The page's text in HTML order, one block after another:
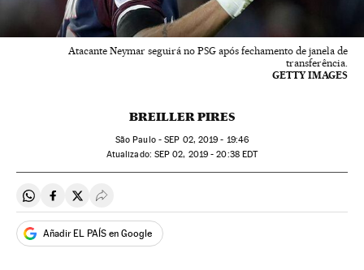
Atacante Neymar seguirá no PSG após fechamento de janela de
transferência.
GETTY IMAGES
BREILLER PIRES
São Paulo -SEP 02, 2019 - 19:46
atualizado: SEP 02, 2019 - 20:38EDT
Compartir en Whatsapp
Compartir en Facebook
Compartir en Twitter
Desplegar Redes Sociales
Añadir EL PAÍS en Google